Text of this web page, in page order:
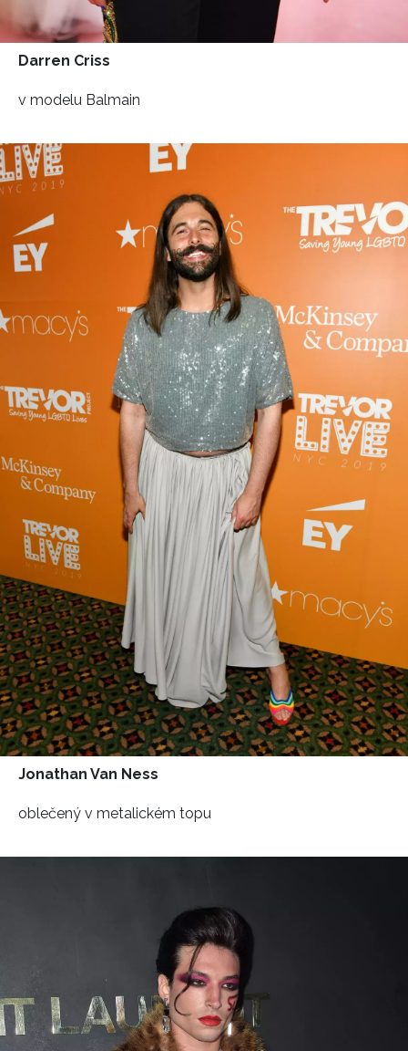
INFORMACE
REDAKCE
Darren Criss
v modelu Balmain
Jonathan Van Ness
oblečený v metalickém topu